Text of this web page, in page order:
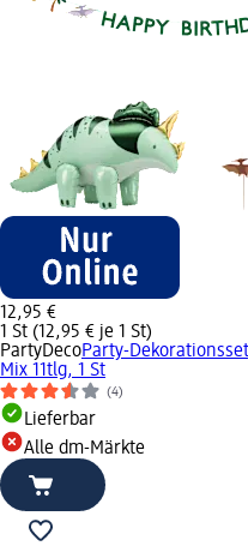
12,95 €
1 St (12,95 € je 1 St)
PartyDecoParty-
Mix 11tlg, 1 St
(4)
Lieferbar
Alle dm-Märkte